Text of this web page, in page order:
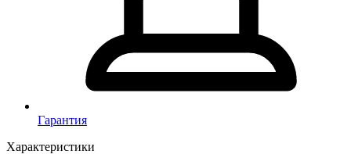
Гарантия
Характеристики